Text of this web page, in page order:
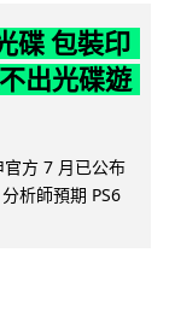
碟 包裝印
出光碟遊
方 7 月已公布
析師預期 PS6